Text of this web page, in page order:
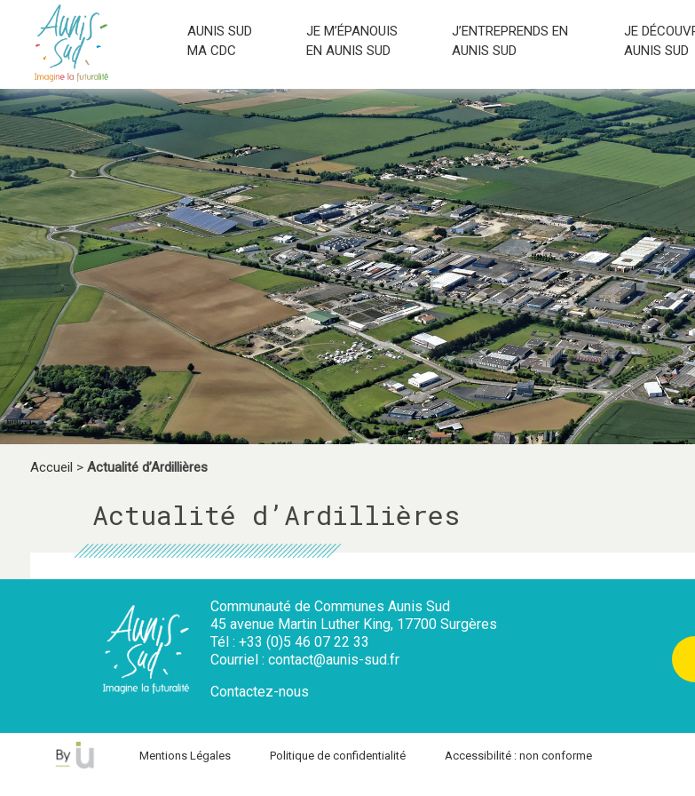
AUNIS SUD
MA CDC
JE M’ÉPANOUIS
EN AUNIS SUD
J’ENTREPRENDS EN
AUNIS SUD
JE
AUNIS SUD
Accueil > Actualité d’Ardillières
Actualité d’Ardillières
Communauté de Communes Aunis Sud
45 avenue Martin Luther King, 17700 Surgères
Tél : +33 (0)5 46 07 22 33
Courriel : contact@aunis-sud.fr
Contactez-nous
Mentions Légales Politique de confidentialité Accessibilité : non conforme